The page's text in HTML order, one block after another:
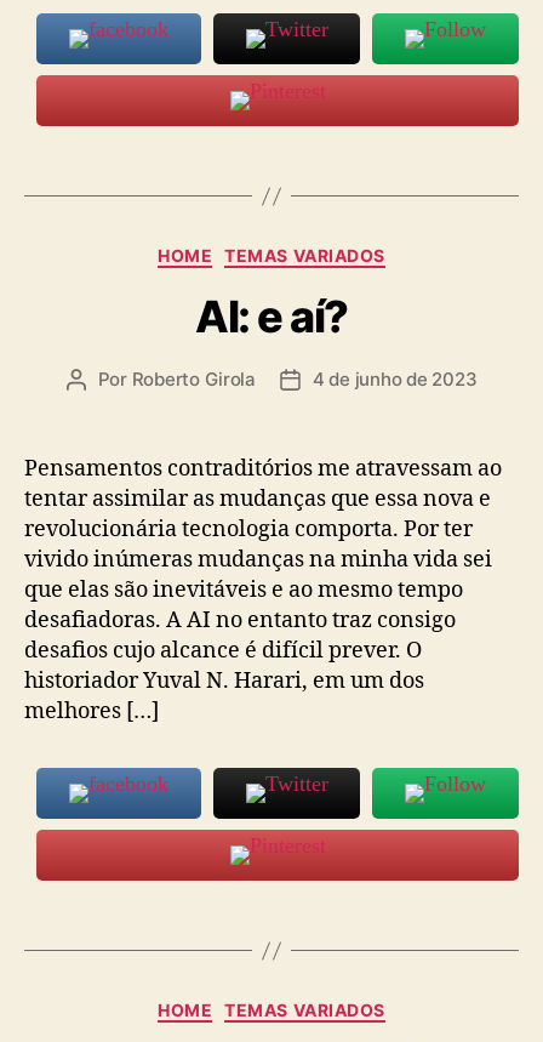
Categorias
HOME TEMAS VARIADOS
AI: e aí?
Autor
Por Roberto Girola
Data4 de junho de 2023
Pensamentos contraditórios me atravessam ao
tentar assimilar as mudanças que essa nova e
revolucionária tecnologia comporta. Por ter
vivido inúmeras mudanças na minha vida sei
que elas são inevitáveis e ao mesmo tempo
desafiadoras. A AI no entanto traz consigo
desafios cujo alcance é difícil prever. O
historiador Yuval N. Harari, em um dos
melhores […]
Categorias
HOME TEMAS VARIADOS